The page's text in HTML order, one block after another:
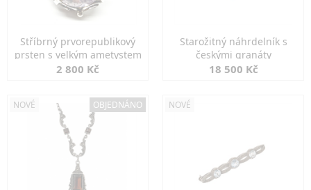
Stříbrný prvorepublikový
prsten s velkým ametystem
2 800 Kč
Starožitný náhrdelník s
českými granáty
18 500 Kč
NOVÉ OBJEDNÁNO NOVÉ